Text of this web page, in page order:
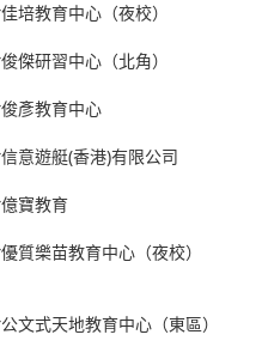
佳培教育中心（夜校）
俊傑研習中心（北角）
俊彥教育中心
信意遊艇(香港)有限公司
億寶教育
優質樂苗教育中心（夜校）
公文式天地教育中心（東區）